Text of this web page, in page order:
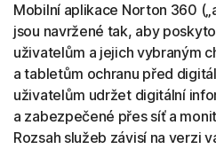
Mobilní aplikace Norton 360
jsou navržené tak, aby
uživatelům a jejich vybraným
a tabletům ochranu před
uživatelům udržet digitální
a zabezpečené přes síť a
Rozsah služeb závisí na verzi